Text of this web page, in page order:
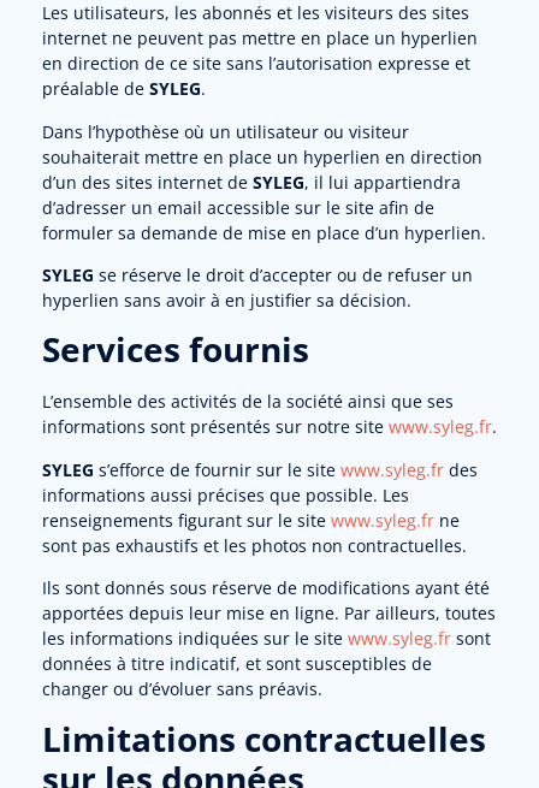
Les utilisateurs, les abonnés et les visiteurs des sites
internet ne peuvent pas mettre en place un hyperlien
en direction de ce site sans l’autorisation expresse et
préalable de SYLEG.
Dans l’hypothèse où un utilisateur ou visiteur
souhaiterait mettre en place un hyperlien en direction
d’un des sites internet de SYLEG, il lui appartiendra
d’adresser un email accessible sur le site afin de
formuler sa demande de mise en place d’un hyperlien.
SYLEG se réserve le droit d’accepter ou de refuser un
hyperlien sans avoir à en justifier sa décision.
Services fournis
L’ensemble des activités de la société ainsi que ses
informations sont présentés sur notre site www.syleg.fr.
SYLEG s’efforce de fournir sur le site www.syleg.fr des
informations aussi précises que possible. Les
renseignements figurant sur le site www.syleg.fr ne
sont pas exhaustifs et les photos non contractuelles.
Ils sont donnés sous réserve de modifications ayant été
apportées depuis leur mise en ligne. Par ailleurs, toutes
les informations indiquées sur le site www.syleg.fr sont
données à titre indicatif, et sont susceptibles de
changer ou d’évoluer sans préavis.
Limitations contractuelles
sur les données